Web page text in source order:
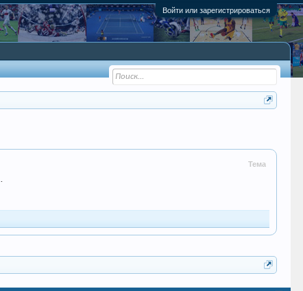
Войти или зарегистрироваться
Тема